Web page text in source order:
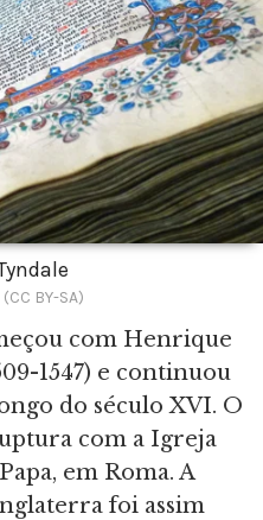
BY-SA)
com Henrique
1547) e continuou
do século XVI. O
com a Igreja
em Roma. A
foi assim